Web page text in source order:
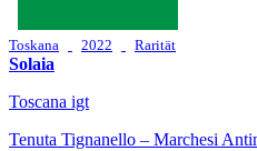
Toskana 2022 Rarität
Solaia
Toscana igt
Tenuta Tignanello – Marchesi